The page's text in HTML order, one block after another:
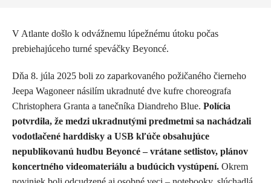
V Atlante došlo k odvážnemu lúpežnému útoku počas
prebiehajúceho turné speváčky Beyoncé.
Dňa 8. júla 2025 boli zo zaparkovaného požičaného čierneho
Jeepa Wagoneer násilím ukradnuté dve kufre choreografa
Christophera Granta a tanečníka Diandreho Blue. Polícia
potvrdila, že medzi ukradnutými predmetmi sa nachádzali
vodotlačené harddisky a USB kľúče obsahujúce
nepublikovanú hudbu Beyoncé – vrátane setlistov, plánov
koncertného videomateriálu a budúcich vystúpení. Okrem